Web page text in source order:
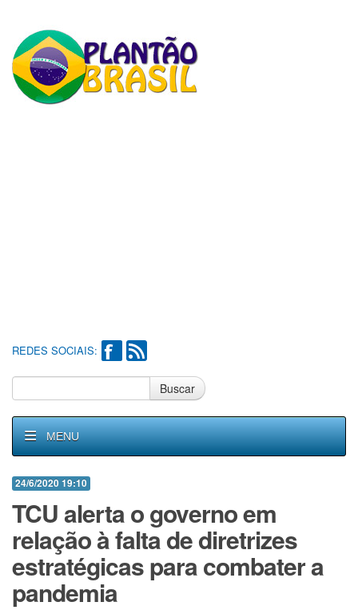
REDES SOCIAIS:
Buscar
MENU
24/6/2020 19:10
TCU alerta o governo em
relação à falta de diretrizes
estratégicas para combater a
pandemia